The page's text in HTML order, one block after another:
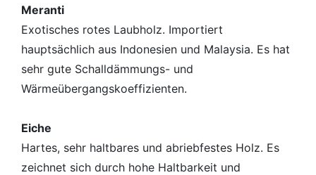
Meranti
Exotisches rotes Laubholz. Importiert
hauptsächlich aus Indonesien und Malaysia. Es hat
sehr gute Schalldämmungs- und
Wärmeübergangskoeffizienten.
Eiche
Hartes, sehr haltbares und abriebfestes Holz. Es
zeichnet sich durch hohe Haltbarkeit und